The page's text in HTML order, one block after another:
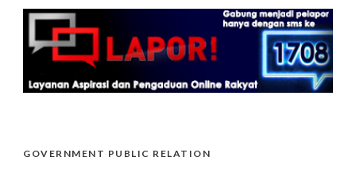
GOVERNMENT PUBLIC RELATION